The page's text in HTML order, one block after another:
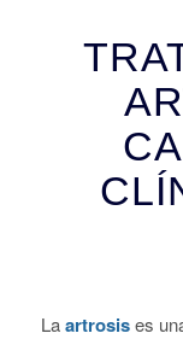
Laartrosises